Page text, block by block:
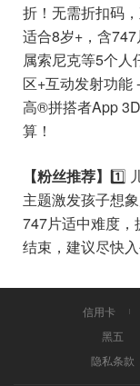
折！无需折扣码
适合8岁+，含
属索尼克等5个人
区+互动发射功能
高®拼搭者App
算！
【粉丝推荐】 1️⃣
主题激发孩子想
747片适中难度
结束，建议尽快
信用卡
黑五
隐私条款